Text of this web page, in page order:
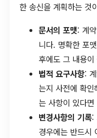
한 송신을 계획하는 것
문서의 포맷: 계
니다. 명확한 포
후에도 그 내용
법적 요구사항:
는지 사전에 확
는 사항이 있다
변경사항의 기록:
경우에는 반드시